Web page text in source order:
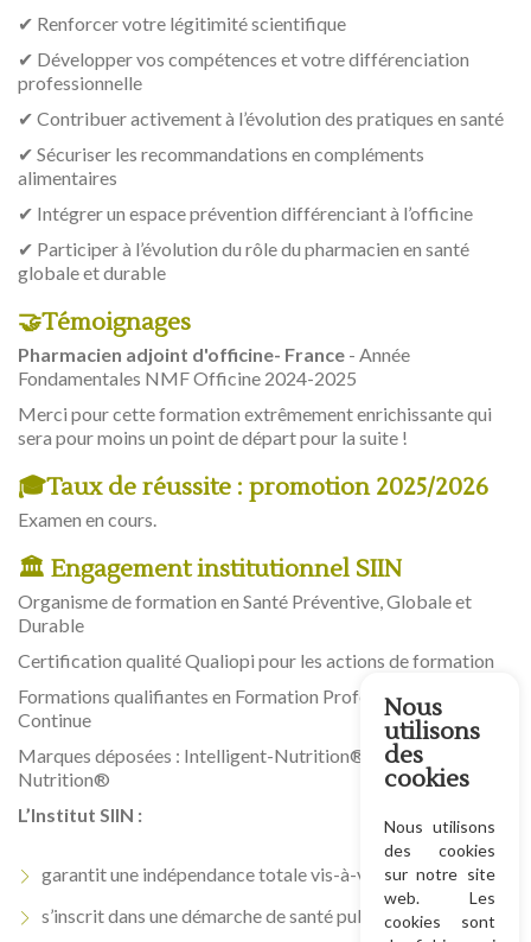
✔ Renforcer votre légitimité scientifique
✔ Développer vos compétences et votre différenciation
professionnelle
✔ Contribuer activement à l’évolution des pratiques en santé
✔ Sécuriser les recommandations en compléments
alimentaires
✔ Intégrer un espace prévention différenciant à l’officine
✔ Participer à l’évolution du rôle du pharmacien en santé
globale et durable
🤝Témoignages
Pharmacien adjoint d'officine- France - Année
Fondamentales NMF Officine 2024-2025
Merci pour cette formation extrêmement enrichissante qui
sera pour moins un point de départ pour la suite !
🎓Taux de réussite : promotion 2025/2026
Examen en cours.
🏛 Engagement institutionnel SIIN
Organisme de formation en Santé Préventive, Globale et
Durable
Certification qualité Qualiopi pour les actions de formation
Formations qualifiantes en Formation Professionnelle
Continue
Marques déposées : Intelligent-Nutrition® & Neuro-
Nutrition®
L’Institut SIIN :
garantit une indépendance totale vis-à-vis des industries,
s’inscrit dans une démarche de santé publique,
Nous
utilisons
des
cookies
Nous utilisons
des cookies
sur notre site
web. Les
cookies sont